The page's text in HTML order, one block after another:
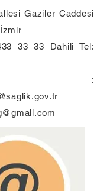
Gaziler Caddesi
33 33 Dahili Tel:
: